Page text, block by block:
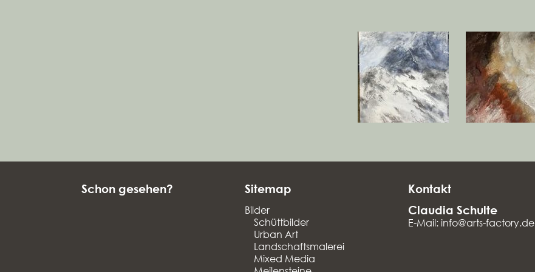
Schon gesehen? Sitemap
Bilder
Schüttbilder
Urban Art
Landschaftsmalerei
Mixed Media
Kontakt
Claudia Schulte
E-Mail: info@arts-factory.de